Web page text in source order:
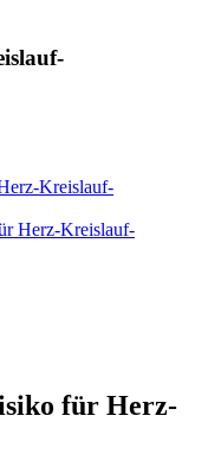
Kreislauf-
Herz-Kreislauf-
für Herz-